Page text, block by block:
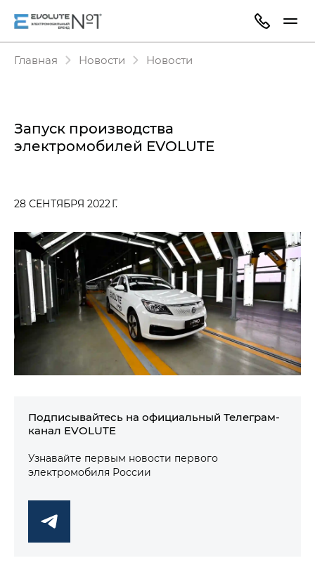
Главная Новости Новости
Запуск производства
электромобилей EVOLUTE
28 СЕНТЯБРЯ 2022 Г.
Подписывайтесь на официальный Телеграм-
канал EVOLUTE
Узнавайте первым новости первого
электромобиля России